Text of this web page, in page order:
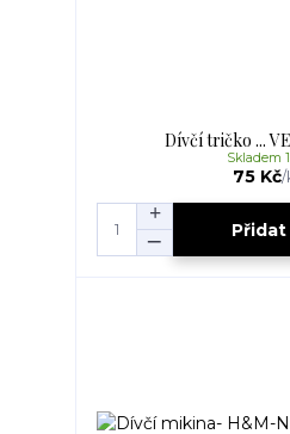
Dívčí tričko ...
75 Kč/
Skladem